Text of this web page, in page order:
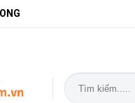
Tìm
kiếm: